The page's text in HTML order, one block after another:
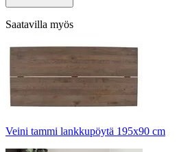
Saatavilla myös
Veini tammi lankkupöytä 195x90 cm